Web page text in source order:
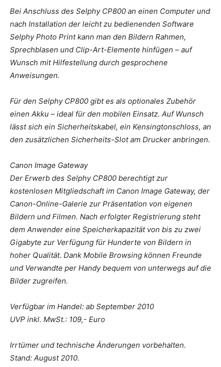
Bei Anschluss des Selphy CP800 an einen Computer und
nach Installation der leicht zu bedienenden Software
Selphy Photo Print kann man den Bildern Rahmen,
Sprechblasen und Clip-Art-Elemente hinfügen – auf
Wunsch mit Hilfestellung durch gesprochene
Anweisungen.
Für den Selphy CP800 gibt es als optionales Zubehör
einen Akku – ideal für den mobilen Einsatz. Auf Wunsch
lässt sich ein Sicherheitskabel, ein Kensingtonschloss, an
den zusätzlichen Sicherheits-Slot am Drucker anbringen.
Canon Image Gateway
Der Erwerb des Selphy CP800 berechtigt zur
kostenlosen Mitgliedschaft im Canon Image Gateway, der
Canon-Online-Galerie zur Präsentation von eigenen
Bildern und Filmen. Nach erfolgter Registrierung steht
dem Anwender eine Speicherkapazität von bis zu zwei
Gigabyte zur Verfügung für Hunderte von Bildern in
hoher Qualität. Dank Mobile Browsing können Freunde
und Verwandte per Handy bequem von unterwegs auf die
Bilder zugreifen.
Verfügbar im Handel: ab September 2010
UVP inkl. MwSt.: 109,- Euro
Irrtümer und technische Änderungen vorbehalten.
Stand: August 2010.